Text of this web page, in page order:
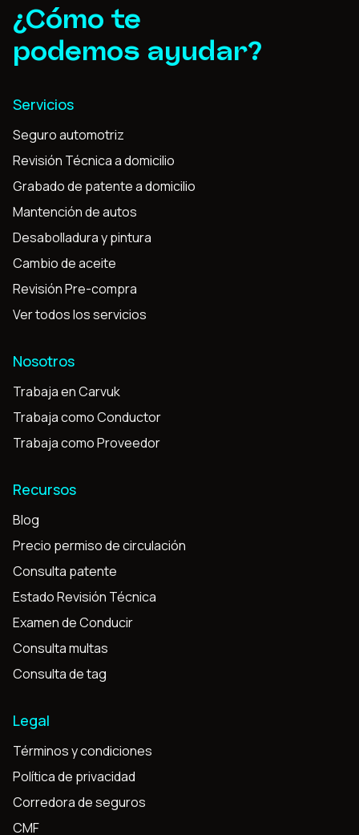
¿Cómo te
podemos ayudar?
Servicios
Seguro automotriz
Revisión Técnica a domicilio
Grabado de patente a domicilio
Mantención de autos
Desabolladura y pintura
Cambio de aceite
Revisión Pre-compra
Ver todos los servicios
Nosotros
Trabaja en Carvuk
Trabaja como Conductor
Trabaja como Proveedor
Recursos
Blog
Precio permiso de circulación
Consulta patente
Estado Revisión Técnica
Examen de Conducir
Consulta multas
Consulta de tag
Legal
Términos y condiciones
Política de privacidad
Corredora de seguros
CMF